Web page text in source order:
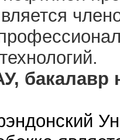
бакалавр